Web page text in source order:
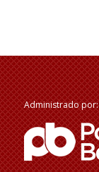
Administrado por: